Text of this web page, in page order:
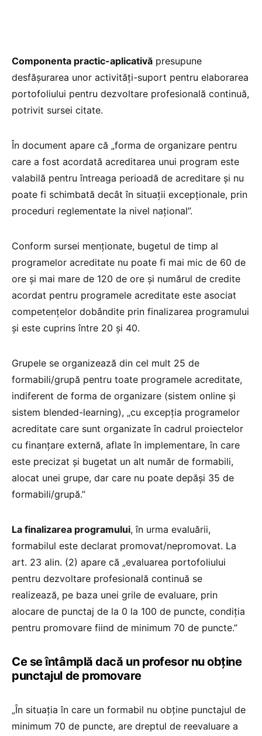
Componenta practic-aplicativă presupune
desfășurarea unor activități-suport pentru elaborarea
portofoliului pentru dezvoltare profesională continuă,
potrivit sursei citate.
În document apare că „forma de organizare pentru
care a fost acordată acreditarea unui program este
valabilă pentru întreaga perioadă de acreditare și nu
poate fi schimbată decât în situații excepționale, prin
proceduri reglementate la nivel național”.
Conform sursei menționate, bugetul de timp al
programelor acreditate nu poate fi mai mic de 60 de
ore și mai mare de 120 de ore și numărul de credite
acordat pentru programele acreditate este asociat
competențelor dobândite prin finalizarea programului
și este cuprins între 20 și 40.
Grupele se organizează din cel mult 25 de
formabili/grupă pentru toate programele acreditate,
indiferent de forma de organizare (sistem online și
sistem blended-learning), „cu excepția programelor
acreditate care sunt organizate în cadrul proiectelor
cu finanțare externă, aflate în implementare, în care
este precizat și bugetat un alt număr de formabili,
alocat unei grupe, dar care nu poate depăși 35 de
formabili/grupă.”
La finalizarea programului, în urma evaluării,
formabilul este declarat promovat/nepromovat. La
art. 23 alin. (2) apare că „evaluarea portofoliului
pentru dezvoltare profesională continuă se
realizează, pe baza unei grile de evaluare, prin
alocare de punctaj de la 0 la 100 de puncte, condiția
pentru promovare fiind de minimum 70 de puncte.”
Ce se întâmplă dacă un profesor nu obține
punctajul de promovare
„În situația în care un formabil nu obține punctajul de
minimum 70 de puncte, are dreptul de reevaluare a